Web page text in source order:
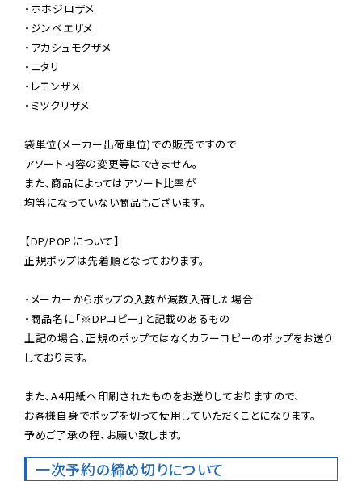
・ホホジロザメ
・ジンベエザメ
・アカシュモクザメ
・ニタリ
・レモンザメ
・ミツクリザメ
袋単位(メーカー出荷単位)での販売ですので
アソート内容の変更等はできません。
また、商品によってはアソート比率が
均等になっていない商品もございます。
【DP/POPについて】
正規ポップは先着順となっております。
・メーカーからポップの入数が減数入荷した場合
・商品名に「※DPコピー」と記載のあるもの
上記の場合、正規のポップではなくカラーコピーのポップをお送り
しております。
また、A4用紙へ印刷されたものをお送りしておりますので、
お客様自身でポップを切って使用していただくことになります。
予めご了承の程、お願い致します。
一次予約の締め切りについて